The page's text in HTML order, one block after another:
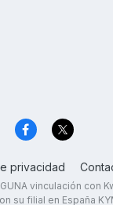
privacidad
vinculación con
su filial en España